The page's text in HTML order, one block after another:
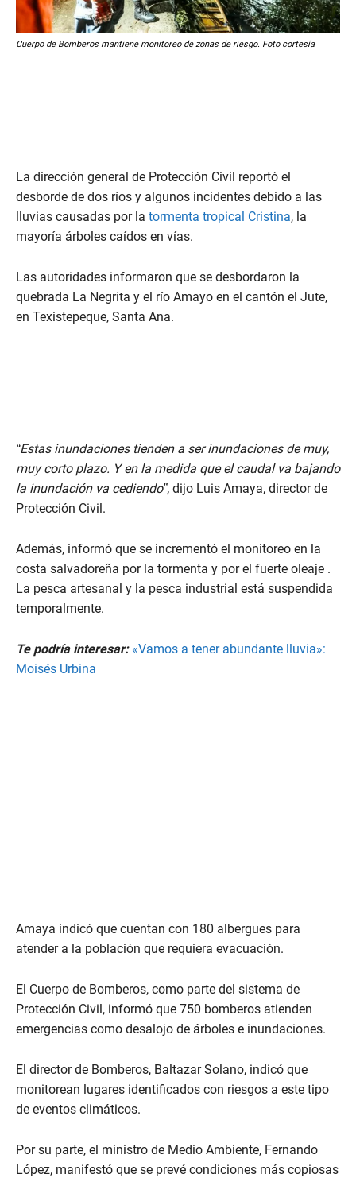
Cuerpo de Bomberos mantiene monitoreo de zonas de riesgo. Foto cortesía
La dirección general de Protección Civil reportó el
desborde de dos ríos y algunos incidentes debido a las
lluvias causadas por la tormenta tropical Cristina, la
mayoría árboles caídos en vías.
Las autoridades informaron que se desbordaron la
quebrada La Negrita y el río Amayo en el cantón el Jute,
en Texistepeque, Santa Ana.
“Estas inundaciones tienden a ser inundaciones de muy,
muy corto plazo. Y en la medida que el caudal va bajando
la inundación va cediendo”, dijo Luis Amaya, director de
Protección Civil.
Además, informó que se incrementó el monitoreo en la
costa salvadoreña por la tormenta y por el fuerte oleaje .
La pesca artesanal y la pesca industrial está suspendida
temporalmente.
Te podría interesar: «Vamos a tener abundante lluvia»:
Moisés Urbina
Amaya indicó que cuentan con 180 albergues para
atender a la población que requiera evacuación.
El Cuerpo de Bomberos, como parte del sistema de
Protección Civil, informó que 750 bomberos atienden
emergencias como desalojo de árboles e inundaciones.
El director de Bomberos, Baltazar Solano, indicó que
monitorean lugares identificados con riesgos a este tipo
de eventos climáticos.
Por su parte, el ministro de Medio Ambiente, Fernando
López, manifestó que se prevé condiciones más copiosas